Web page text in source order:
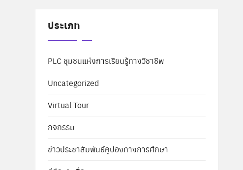
ประเภท
PLC ชุมชนแห่งการเรียนรู้ทางวิชาชีพ
Uncategorized
Virtual Tour
กิจกรรม
ข่าวประชาสัมพันธ์คูปองทางการศึกษา